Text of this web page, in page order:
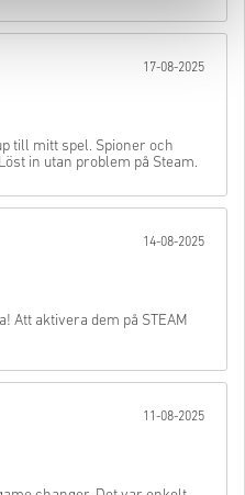
17-08-2025
till mitt spel. Spioner och
in utan problem på Steam.
14-08-2025
Att aktivera dem på STEAM
11-08-2025